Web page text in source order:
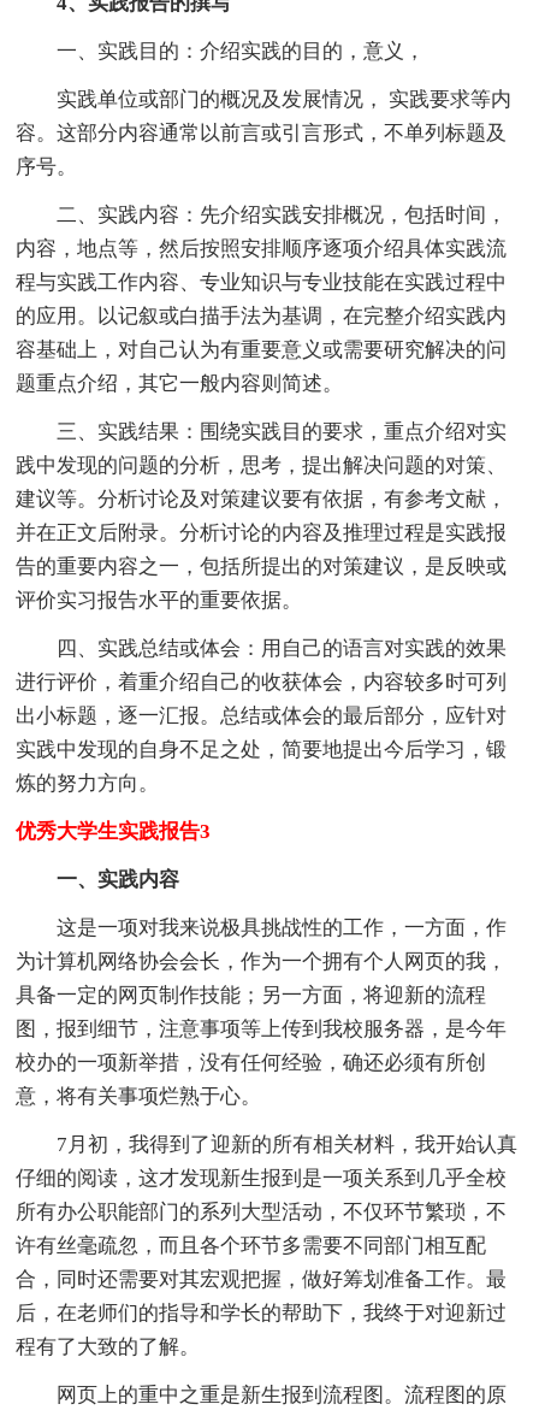
一、实践目的：介绍实践的目的，意义，
实践单位或部门的概况及发展情况， 实践要求等内
容。这部分内容通常以前言或引言形式，不单列标题及
序号。
二、实践内容：先介绍实践安排概况，包括时间，
内容，地点等，然后按照安排顺序逐项介绍具体实践流
程与实践工作内容、专业知识与专业技能在实践过程中
的应用。以记叙或白描手法为基调，在完整介绍实践内
容基础上，对自己认为有重要意义或需要研究解决的问
题重点介绍，其它一般内容则简述。
三、实践结果：围绕实践目的要求，重点介绍对实
践中发现的问题的分析，思考，提出解决问题的对策、
建议等。分析讨论及对策建议要有依据，有参考文献，
并在正文后附录。分析讨论的内容及推理过程是实践报
告的重要内容之一，包括所提出的对策建议，是反映或
评价实习报告水平的重要依据。
四、实践总结或体会：用自己的语言对实践的效果
进行评价，着重介绍自己的收获体会，内容较多时可列
出小标题，逐一汇报。总结或体会的最后部分，应针对
实践中发现的自身不足之处，简要地提出今后学习，锻
炼的努力方向。
优秀大学生实践报告3
一、实践内容
这是一项对我来说极具挑战性的工作，一方面，作
为计算机网络协会会长，作为一个拥有个人网页的我，
具备一定的网页制作技能；另一方面，将迎新的流程
图，报到细节，注意事项等上传到我校服务器，是今年
校办的一项新举措，没有任何经验，确还必须有所创
意，将有关事项烂熟于心。
7月初，我得到了迎新的所有相关材料，我开始认真
仔细的阅读，这才发现新生报到是一项关系到几乎全校
所有办公职能部门的系列大型活动，不仅环节繁琐，不
许有丝毫疏忽，而且各个环节多需要不同部门相互配
合，同时还需要对其宏观把握，做好筹划准备工作。最
后，在老师们的指导和学长的帮助下，我终于对迎新过
程有了大致的了解。
网页上的重中之重是新生报到流程图。流程图的原